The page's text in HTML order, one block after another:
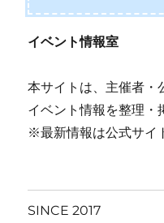
イベント情報室
本サイトは、主催者・
イベント情報を整理・
※最新情報は公式サイ
SINCE 2017